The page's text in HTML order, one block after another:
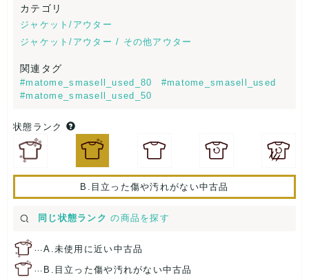
カテゴリ
ジャケット/アウター
ジャケット/アウター / その他アウター
関連タグ
#matome_smasell_used_80
#matome_smasell_used
#matome_smasell_used_50
状態ランク
B.目立った傷や汚れがない中古品
同じ状態ランク の商品を探す
…A.未使用に近い中古品
… B.目立った傷や汚れがない中古品